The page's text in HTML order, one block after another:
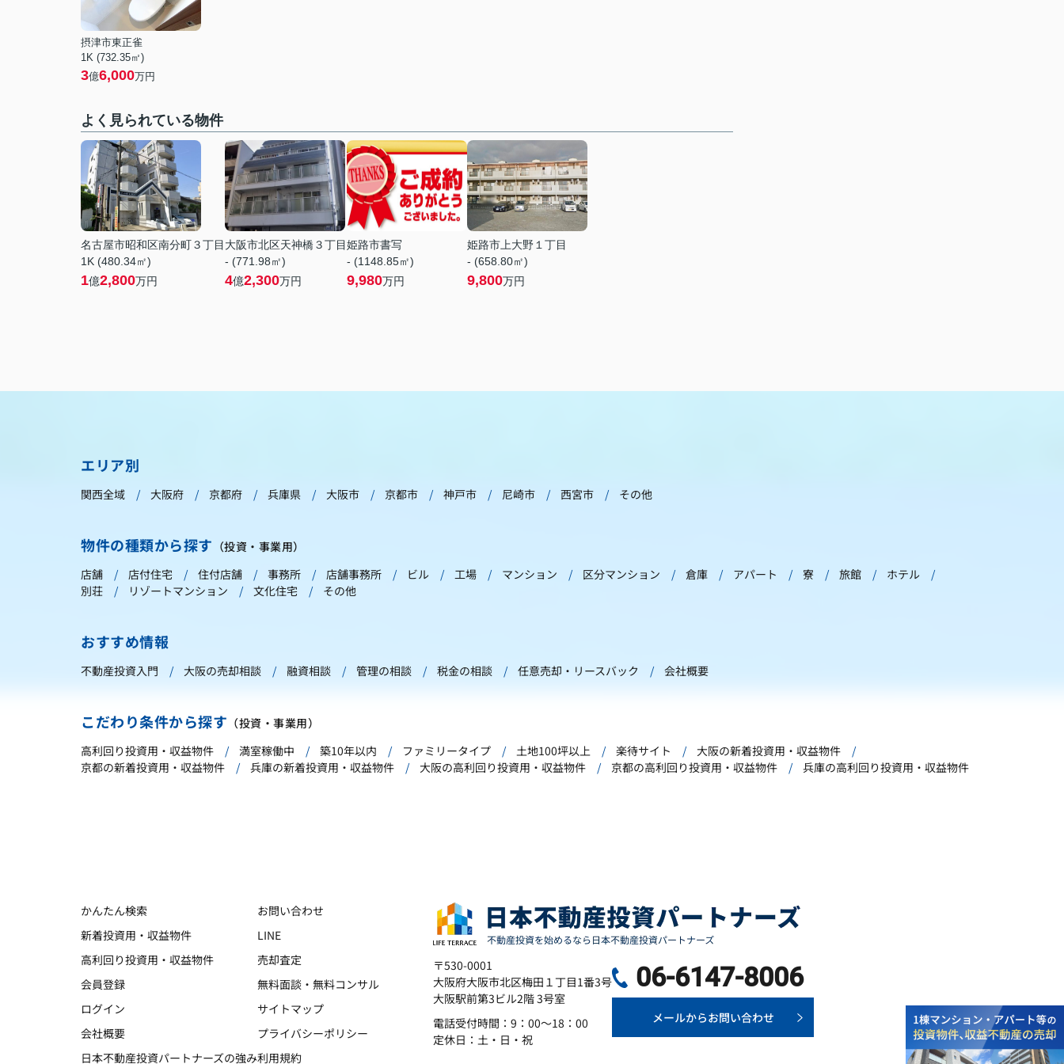
摂津市東正雀
1K (732.35㎡)
3億6,000万円
よく見られている物件
名古屋市昭和区南分町３丁目
1K (480.34㎡)
1億2,800万円
大阪市北区天神橋３丁目
- (771.98㎡)
4億2,300万円
姫路市書写
- (1148.85㎡)
9,980万円
姫路市上大野１丁目
- (658.80㎡)
9,800万円
エリア別
関西全域 大阪府 京都府 兵庫県 大阪市 京都市 神戸市 尼崎市 西宮市 その他
物件の種類から探す （投資・事業用）
店舗
店付住宅 住付店舗 事務所 店舗事務所 ビル 工場 マンション 区分マンション 倉庫 アパート 寮 旅館
ホテル
別荘
リゾートマンション 文化住宅 その他
おすすめ情報
不動産投資入門 大阪の売却相談 融資相談 管理の相談 税金の相談 任意売却・リースバック 会社概要
こだわり条件から探す （投資・事業用）
高利回り投資用・収益物件
満室稼働中 築10年以内 ファミリータイプ 土地100坪以上 楽待サイト
大阪の新着投資用・収益物件
京都の新着投資用・収益物件
兵庫の新着投資用・収益物件 大阪の高利回り投資用・収益物件 京都の高利回り投資用・収益物件 兵庫の高利回り投資用・収益物件
かんたん検索
新着投資用・収益物件
高利回り投資用・収益物件
会員登録
ログイン
会社概要
日本不動産投資パートナーズの強み
お問い合わせ
LINE
売却査定
無料面談・無料コンサル
サイトマップ
プライバシーポリシー
利用規約
〒530-0001
大阪府大阪市北区梅田１丁目1番3号
大阪駅前第3ビル2階 3号室
電話受付時間：9：00～18：00
定休日：土・日・祝
06-6147-8006
メールからお問い合わせ